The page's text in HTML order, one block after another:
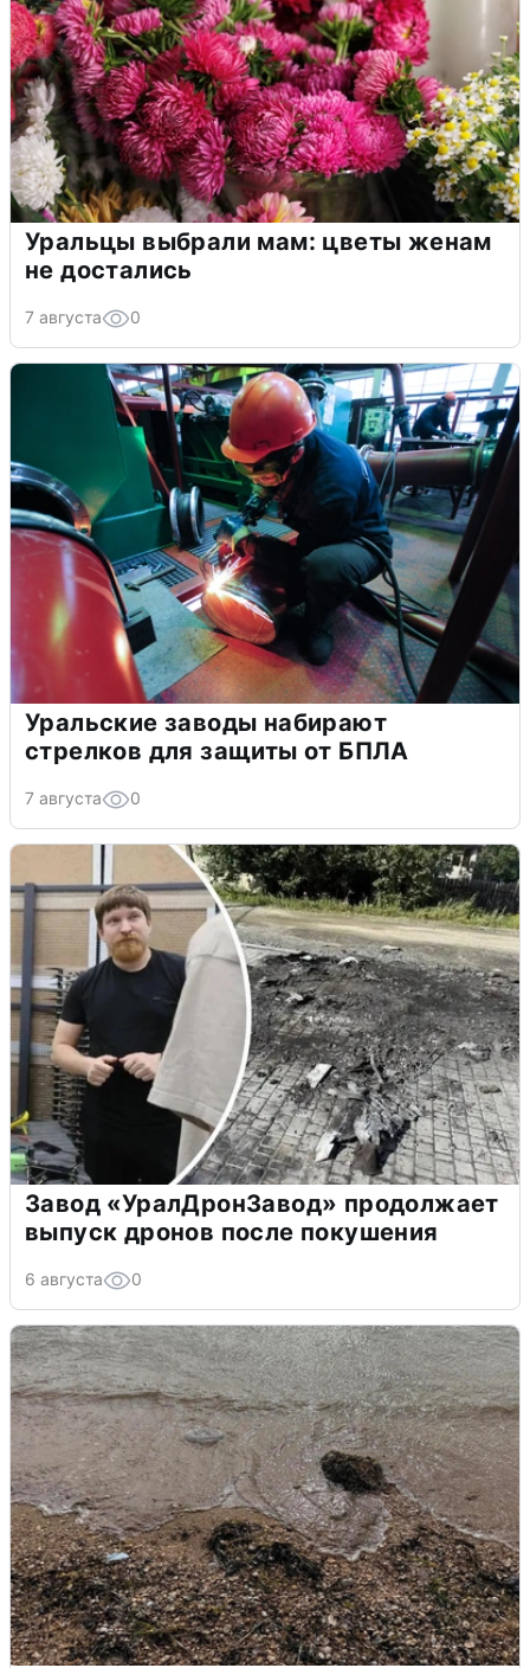
Уральцы выбрали мам: цветы женам
не достались
7 августа 0
Уральские заводы набирают
стрелков для защиты от БПЛА
7 августа 0
Завод «УралДронЗавод» продолжает
выпуск дронов после покушения
6 августа 0